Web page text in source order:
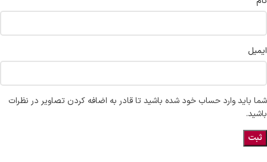
ایمیل
شما باید وارد حساب خود شده باشید تا قادر به اضافه کردن تصاویر در نظرات
باشید.